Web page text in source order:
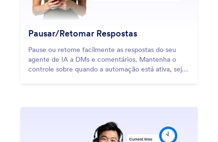
Pausar/Retomar Respostas
Pause ou retome facilmente as respostas do seu
agente de IA a DMs e comentários. Mantenha o
controle sobre quando a automação está ativa, seja